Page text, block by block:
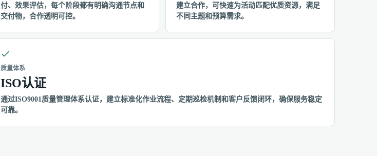
付、效果评估，每个阶段都有明确沟通节点和
交付物，合作透明可控。
建立合作，可快速为活动匹配优质资源，满足
不同主题和预算需求。
质量体系
ISO认证
通过ISO9001质量管理体系认证，建立标准化作业流程、定期巡检机制和客户反馈闭环，确保服务稳定
可靠。